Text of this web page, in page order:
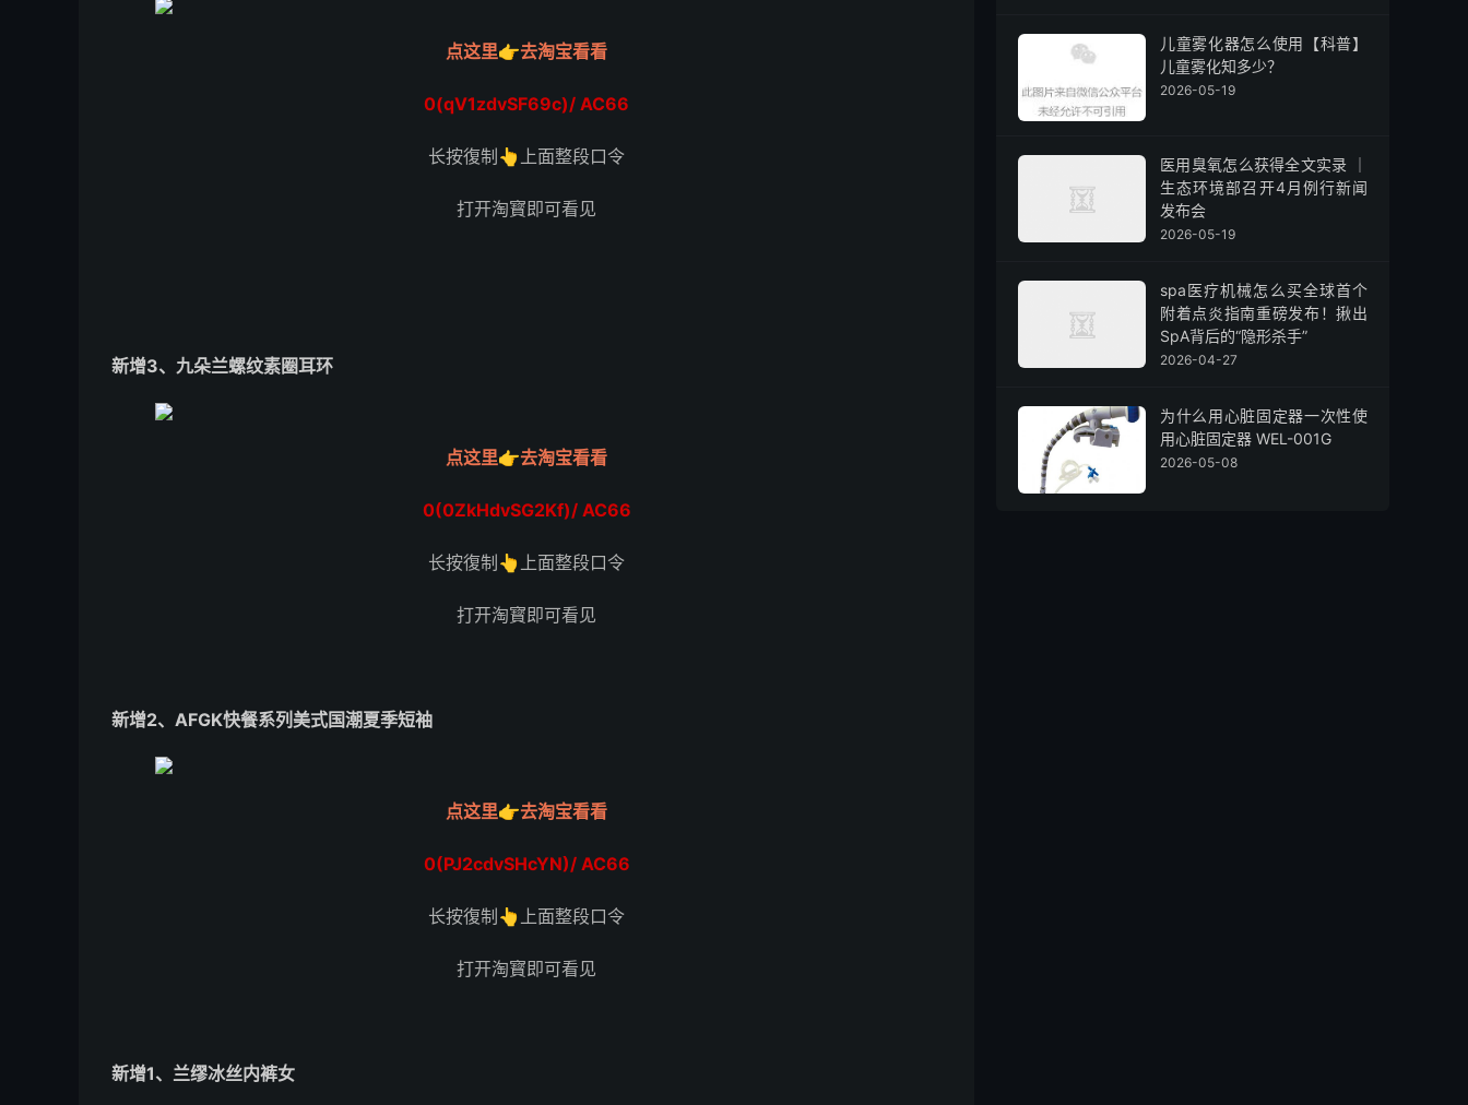
点这里👉去淘宝看看
0(qV1zdvSF69c)/ AC66
长按復制👆上面整段口令
打开淘寳即可看见
新增3、九朵兰螺纹素圈耳环
点这里👉去淘宝看看
0(0ZkHdvSG2Kf)/ AC66
长按復制👆上面整段口令
打开淘寳即可看见
新增2、AFGK快餐系列美式国潮夏季短袖
点这里👉去淘宝看看
0(PJ2cdvSHcYN)/ AC66
长按復制👆上面整段口令
打开淘寳即可看见
新增1、兰缪冰丝内裤女
儿童雾化器怎么使用【科普】
儿童雾化知多少？
2026-05-19
医用臭氧怎么获得全文实录 ｜
生态环境部召开4月例行新闻
发布会
2026-05-19
spa医疗机械怎么买全球首个
附着点炎指南重磅发布！揪出
SpA背后的“隐形杀手”
2026-04-27
为什么用心脏固定器一次性使
用心脏固定器 WEL-001G
2026-05-08